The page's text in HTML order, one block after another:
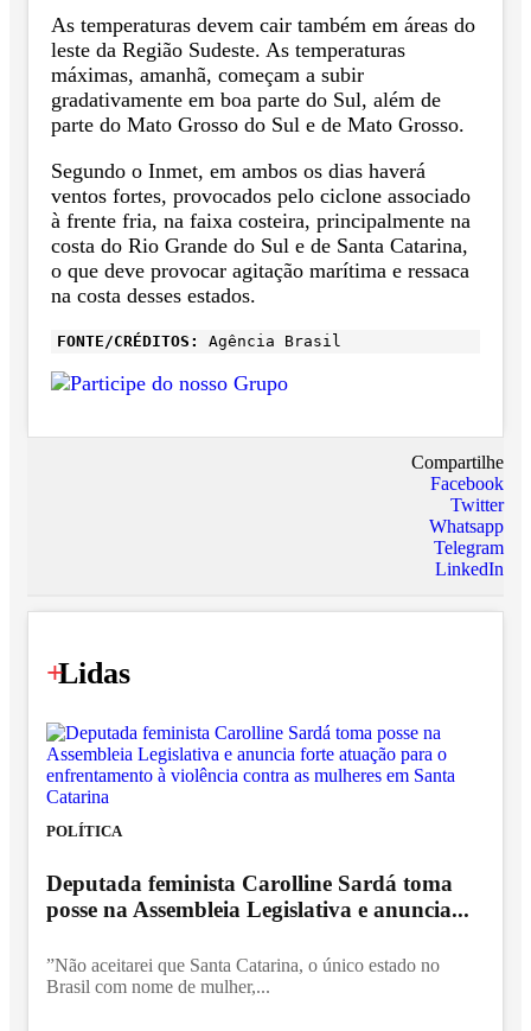
As temperaturas devem cair também em áreas do
leste da Região Sudeste. As temperaturas
máximas, amanhã, começam a subir
gradativamente em boa parte do Sul, além de
parte do Mato Grosso do Sul e de Mato Grosso.
Segundo o Inmet, em ambos os dias haverá
ventos fortes, provocados pelo ciclone associado
à frente fria, na faixa costeira, principalmente na
costa do Rio Grande do Sul e de Santa Catarina,
o que deve provocar agitação marítima e ressaca
na costa desses estados.
FONTE/CRÉDITOS: Agência Brasil
Compartilhe
Facebook
Twitter
Whatsapp
Telegram
LinkedIn
+
Lidas
POLÍTICA
Deputada feminista Carolline Sardá toma
posse na Assembleia Legislativa e anuncia...
”Não aceitarei que Santa Catarina, o único estado no
Brasil com nome de mulher,...